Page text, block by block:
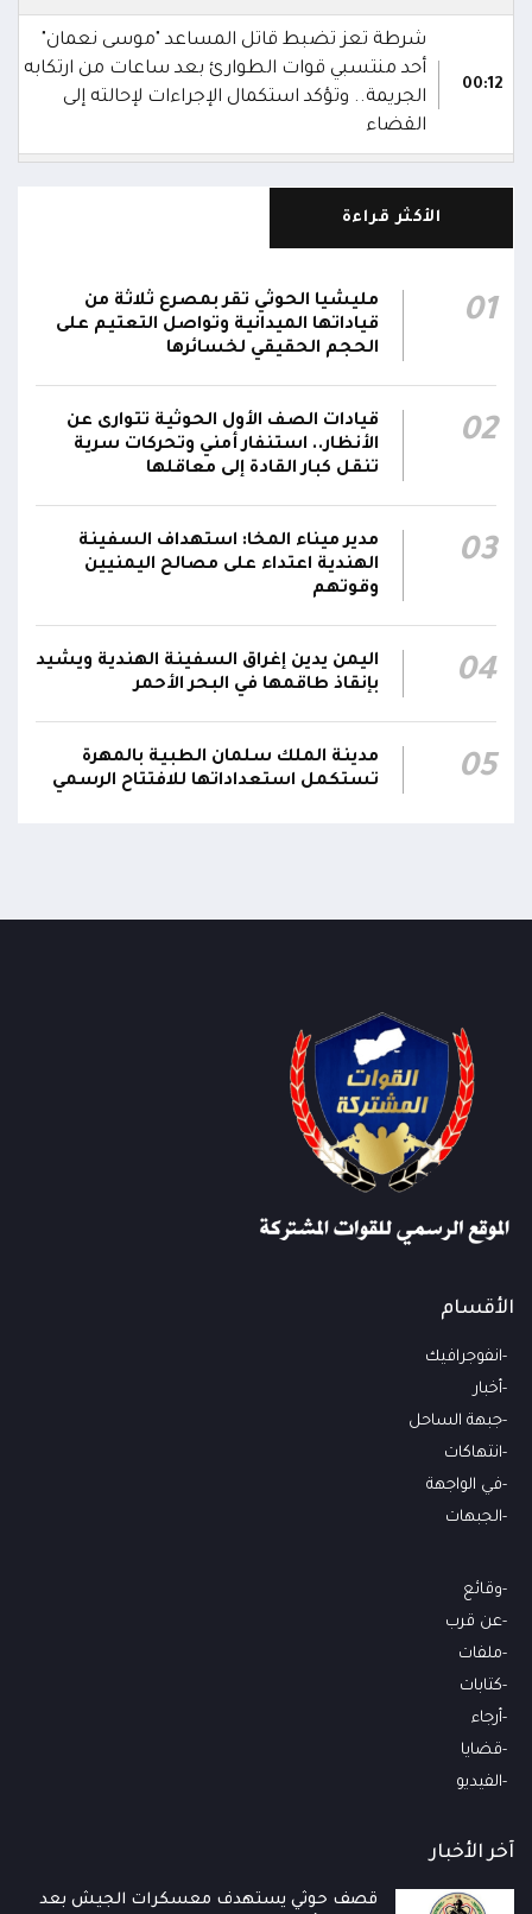
00:12
شرطة تعز تضبط قاتل المساعد "موسى نعمان"
أحد منتسبي قوات الطوارئ بعد ساعات من ارتكابه
الجريمة.. وتؤكد استكمال الإجراءات لإحالته إلى
القضاء
وتجهيز 11 منشأة صحية في لحج والضالع
22:01
الحوثيون يزعمون استهداف ثاني ناقلة نفط
سعودية خلال 24 ساعة بصاروخ باليستي في خليج
21:45
الانتهاء وإمدادات الغاز ستعود تدريجياً لتغطية
احتياجات كافة المحافظات
21:18
رئيس مجلس القيادة يُصدر قراراً بتعيين يحيى
محمد كزمان وكيلاً لقطاع الأمن الداخلي، وأحمد
سعد السقطري وكيلاً لقطاع الأمن الخارجي؛ في
الجهاز المركزي لأمن الدولة
الأكثر قراءة
01
مليشيا الحوثي تقر بمصرع ثلاثة من
قياداتها الميدانية وتواصل التعتيم على
الحجم الحقيقي لخسائرها
02
قيادات الصف الأول الحوثية تتوارى عن
الأنظار.. استنفار أمني وتحركات سرية
تنقل كبار القادة إلى معاقلها
03
مدير ميناء المخا: استهداف السفينة
الهندية اعتداء على مصالح اليمنيين
وقوتهم
04
اليمن يدين إغراق السفينة الهندية ويشيد
بإنقاذ طاقمها في البحر الأحمر
05
مدينة الملك سلمان الطبية بالمهرة
تستكمل استعداداتها للافتتاح الرسمي
الأقسام
انفوجرافيك
أخبار
جبهة الساحل
انتهاكات
في الواجهة
الجبهات
وقائع
عن قرب
ملفات
كتابات
أرجاء
قضايا
الفيديو
آخر الأخبار
قصف حوثي يستهدف معسكرات الجيش بعد